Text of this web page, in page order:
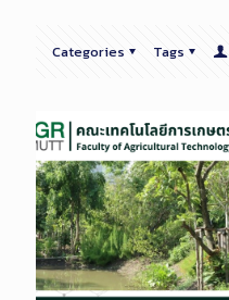
Categories Tags